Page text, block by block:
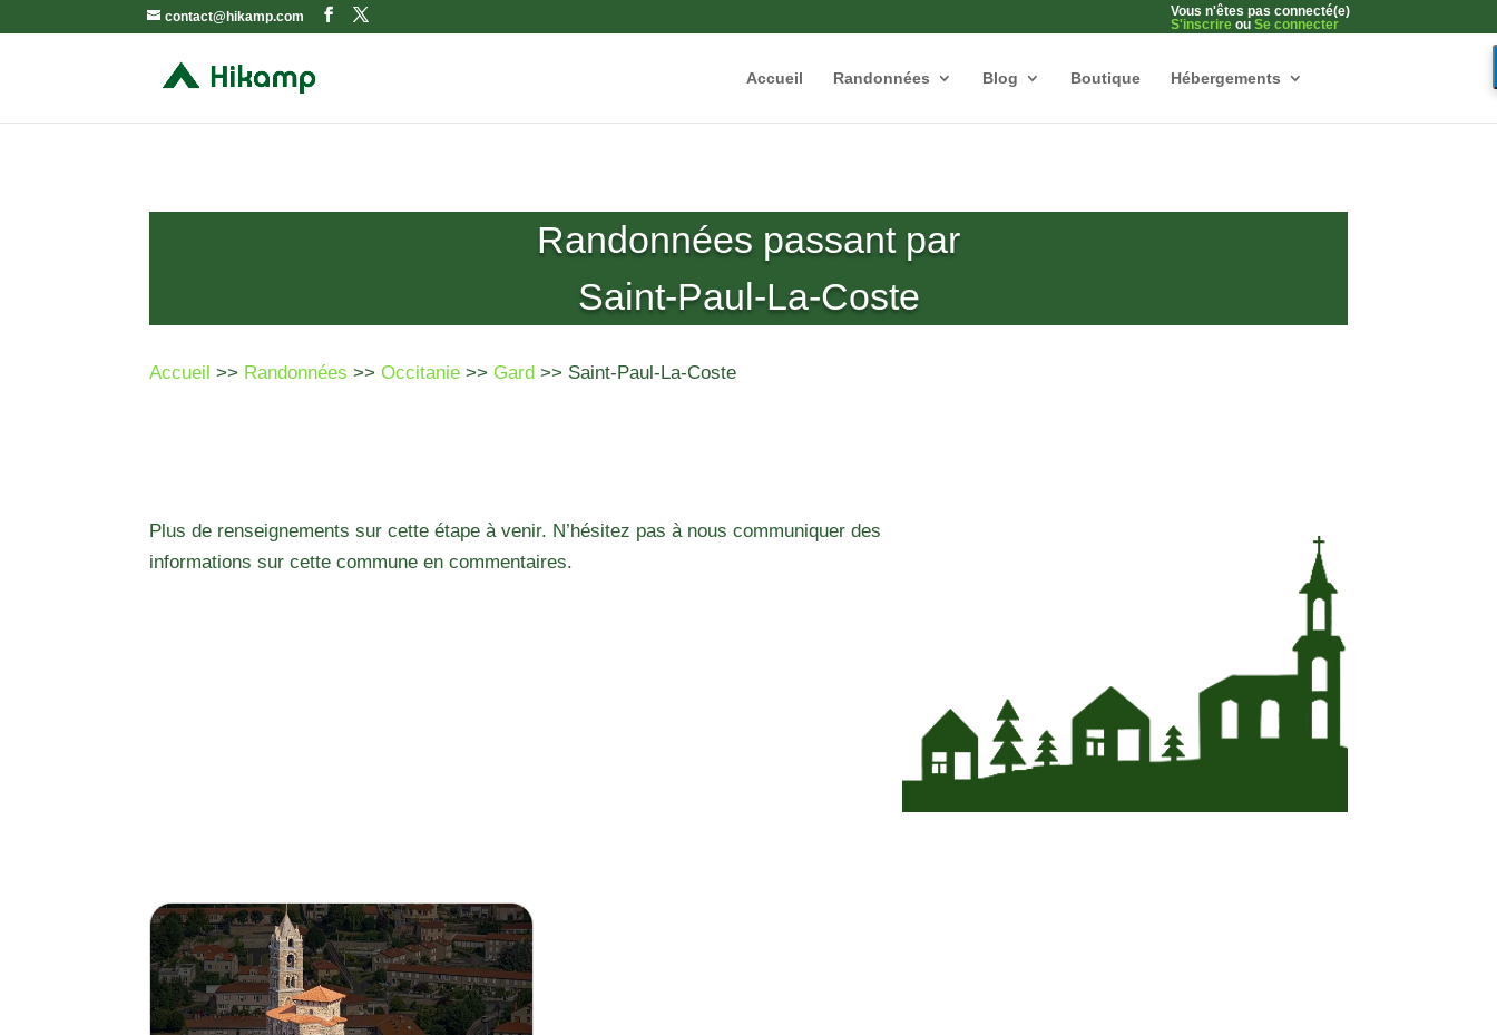
contact@hikamp.com
Vous n'êtes pas connecté(e)
S'inscrire ou Se connecter
Accueil Randonnées Blog Boutique Hébergements
Randonnées passant par
Saint-Paul-La-Coste
Accueil >> Randonnées >>Occitanie >> Gard >> Saint-Paul-La-Coste
Plus de renseignements sur cette étape à venir. N’hésitez pas à nous communiquer des
informations sur cette commune en commentaires.